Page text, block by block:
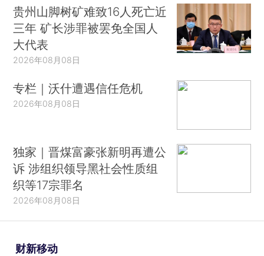
贵州山脚树矿难致16人死亡近
三年 矿长涉罪被罢免全国人
大代表
2026年08月08日
专栏｜沃什遭遇信任危机
2026年08月08日
独家｜晋煤富豪张新明再遭公
诉 涉组织领导黑社会性质组
织等17宗罪名
2026年08月08日
财新移动